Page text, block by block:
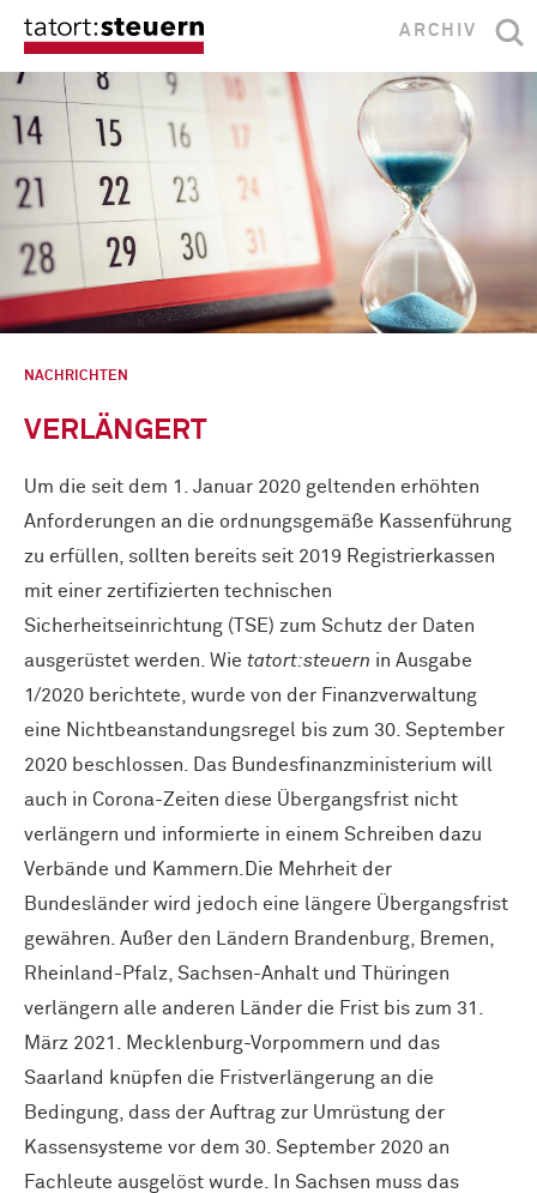
ARCHIV
NACHRICHTEN
VERLÄNGERT
Um die seit dem 1. Januar 2020 geltenden erhöhten
Anforderungen an die ordnungsgemäße Kassenführung
zu erfüllen, sollten bereits seit 2019 Registrierkassen
mit einer zertifizierten technischen
Sicherheitseinrichtung (TSE) zum Schutz der Daten
ausgerüstet werden. Wie tatort:steuern in Ausgabe
1/2020 berichtete, wurde von der Finanzverwaltung
eine Nichtbeanstandungsregel bis zum 30. September
2020 beschlossen. Das Bundesfinanzministerium will
auch in Corona-Zeiten diese Übergangsfrist nicht
verlängern und informierte in einem Schreiben dazu
Verbände und Kammern.Die Mehrheit der
Bundesländer wird jedoch eine längere Übergangsfrist
gewähren. Außer den Ländern Brandenburg, Bremen,
Rheinland-Pfalz, Sachsen-Anhalt und Thüringen
verlängern alle anderen Länder die Frist bis zum 31.
März 2021. Mecklenburg-Vorpommern und das
Saarland knüpfen die Fristverlängerung an die
Bedingung, dass der Auftrag zur Umrüstung der
Kassensysteme vor dem 30. September 2020 an
Fachleute ausgelöst wurde. In Sachsen muss das